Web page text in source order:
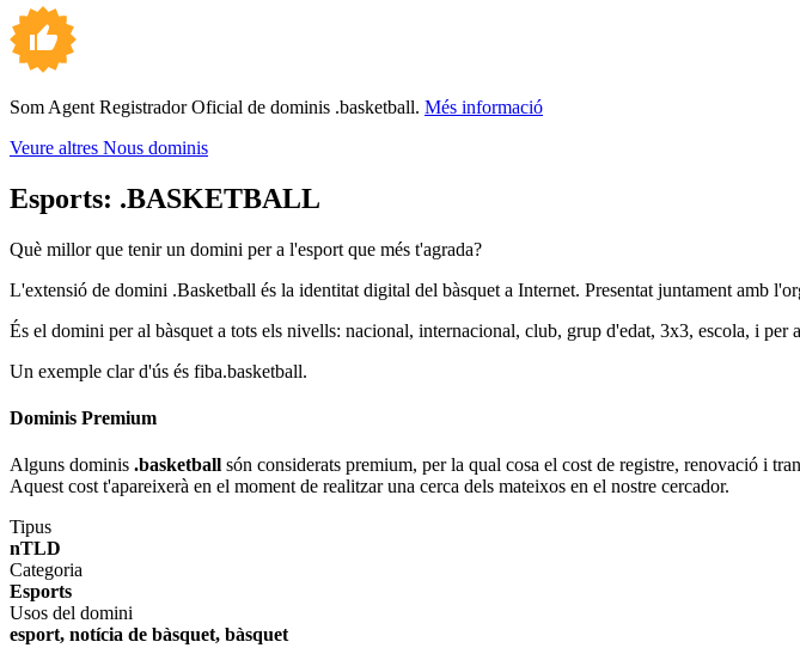
Som Agent Registrador Oficial de dominis .basketball. Més informació
Veure altres Nous dominis
Esports: .BASKETBALL
Què millor que tenir un domini per a l'esport que més t'agrada?
L'extensió de domini .Basketball és la identitat digital del bàsquet a Internet. Presentat juntament amb
És el domini per al bàsquet a tots els nivells: nacional, internacional, club, grup d'edat, 3x3, escola, i
Un exemple clar d'ús és fiba.basketball.
Dominis Premium
Alguns dominis .basketball són considerats premium, per la qual cosa el cost de registre, renovació i
Aquest cost t'apareixerà en el moment de realitzar una cerca dels mateixos en el nostre cercador.
Tipus
nTLD
Categoria
Esports
Usos del domini
esport, notícia de bàsquet, bàsquet